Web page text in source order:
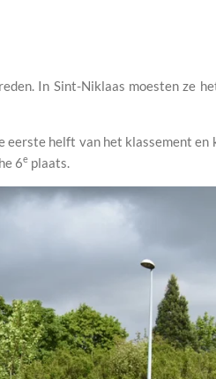
In Sint-Niklaas moesten ze
eerste helft van het klassement en
6e plaats.